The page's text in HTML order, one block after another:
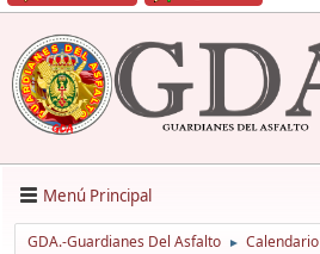
Menú Principal
GDA.-Guardianes Del Asfalto ► Calendario